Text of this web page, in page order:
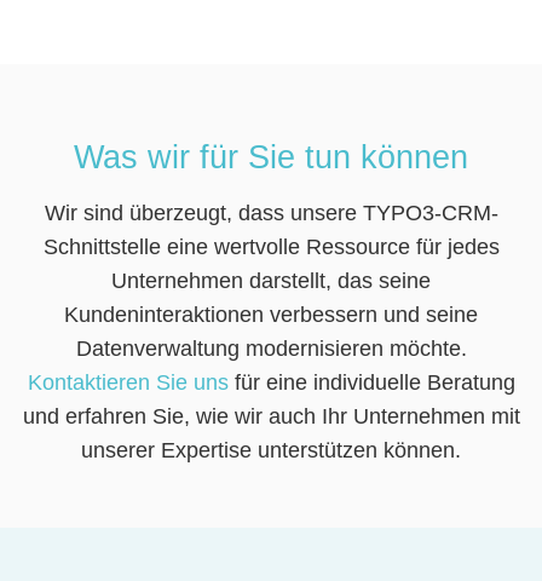
Was wir für Sie tun können
Wir sind überzeugt, dass unsere TYPO3-CRM-
Schnittstelle eine wertvolle Ressource für jedes
Unternehmen darstellt, das seine
Kundeninteraktionen verbessern und seine
Datenverwaltung modernisieren möchte.
Kontaktieren Sie unsfür eine individuelle Beratung
und erfahren Sie, wie wir auch Ihr Unternehmen mit
unserer Expertise unterstützen können.